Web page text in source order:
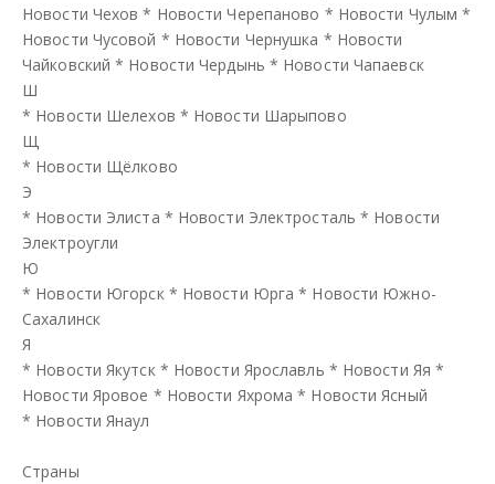
Новости Чехов * Новости Черепаново * Новости Чулым *
Новости Чусовой * Новости Чернушка * Новости
Чайковский * Новости Чердынь * Новости Чапаевск
Ш
* Новости Шелехов * Новости Шарыпово
Щ
* Новости Щёлково
Э
* Новости Элиста * Новости Электросталь * Новости
Электроугли
Ю
* Новости Югорск * Новости Юрга * Новости Южно-
Сахалинск
Я
* Новости Якутск * Новости Ярославль * Новости Яя *
Новости Яровое * Новости Яхрома * Новости Ясный
* Новости Янаул
Страны